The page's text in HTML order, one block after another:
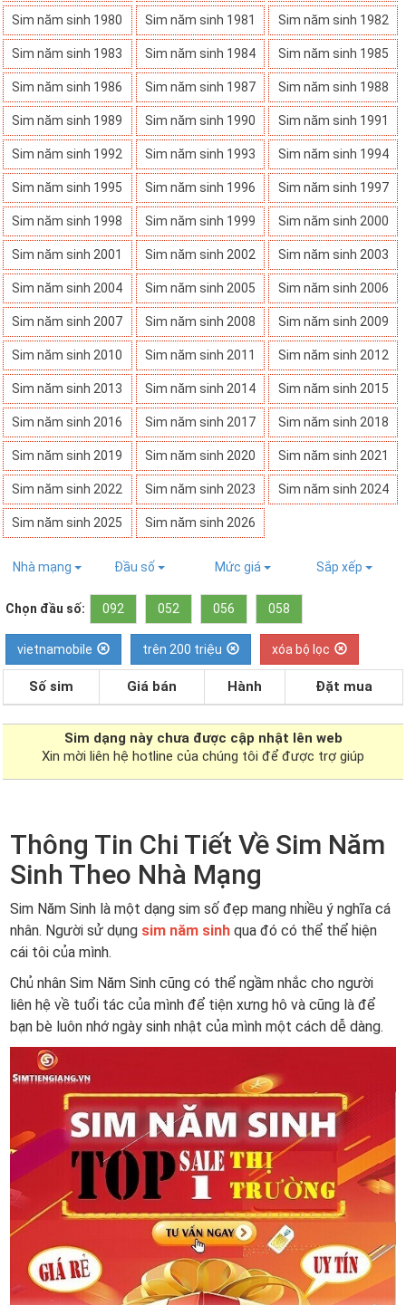
Sim năm sinh 1980 Sim năm sinh 1981 Sim năm sinh 1982
Sim năm sinh 1983 Sim năm sinh 1984 Sim năm sinh 1985
Sim năm sinh 1986 Sim năm sinh 1987 Sim năm sinh 1988
Sim năm sinh 1989 Sim năm sinh 1990 Sim năm sinh 1991
Sim năm sinh 1992 Sim năm sinh 1993 Sim năm sinh 1994
Sim năm sinh 1995 Sim năm sinh 1996 Sim năm sinh 1997
Sim năm sinh 1998 Sim năm sinh 1999 Sim năm sinh 2000
Sim năm sinh 2001 Sim năm sinh 2002 Sim năm sinh 2003
Sim năm sinh 2004 Sim năm sinh 2005 Sim năm sinh 2006
Sim năm sinh 2007 Sim năm sinh 2008 Sim năm sinh 2009
Sim năm sinh 2010 Sim năm sinh 2011 Sim năm sinh 2012
Sim năm sinh 2013 Sim năm sinh 2014 Sim năm sinh 2015
Sim năm sinh 2016 Sim năm sinh 2017 Sim năm sinh 2018
Sim năm sinh 2019 Sim năm sinh 2020 Sim năm sinh 2021
Sim năm sinh 2022 Sim năm sinh 2023 Sim năm sinh 2024
Sim năm sinh 2025 Sim năm sinh 2026
Nhà mạng Đầu số Mức giá Sắp xếp
Chọn đầu số: 092 052 056 058
vietnamobile trên 200 triệu xóa bộ lọc
Số sim Giá bán Hành Đặt mua
Sim dạng này chưa được cập nhật lên web
Xin mời liên hệ hotline của chúng tôi để được trợ giúp
Thông Tin Chi Tiết Về Sim Năm
Sinh Theo Nhà Mạng
Sim Năm Sinh là một dạng sim số đẹp mang nhiều ý nghĩa cá
nhân. Người sử dụng sim năm sinh qua đó có thể thể hiện
cái tôi của mình.
Chủ nhân Sim Năm Sinh cũng có thể ngầm nhắc cho người
liên hệ về tuổi tác của mình để tiện xưng hô và cũng là để
bạn bè luôn nhớ ngày sinh nhật của mình một cách dễ dàng.